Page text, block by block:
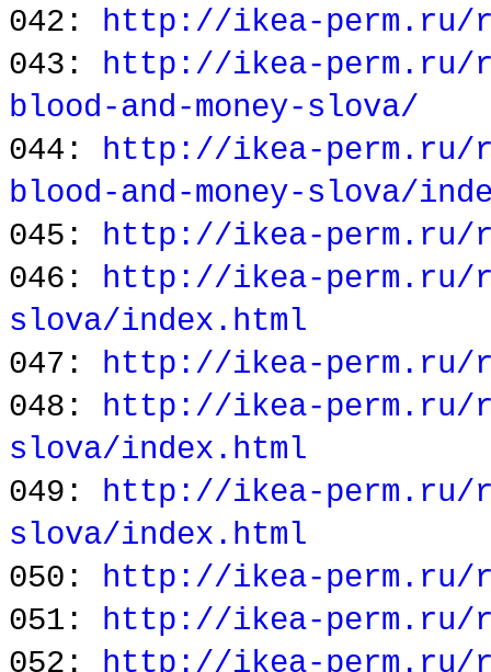
042: http://ikea-perm.ru/
043: http://ikea-perm.ru/
blood-and-money-slova/
044: http://ikea-perm.ru/
blood-and-money-slova/
045: http://ikea-perm.ru/
046: http://ikea-perm.ru/
slova/index.html
047: http://ikea-perm.ru/
048: http://ikea-perm.ru/
slova/index.html
049: http://ikea-perm.ru/
slova/index.html
050: http://ikea-perm.ru/
051: http://ikea-perm.ru/
052:
http://ikea-perm.ru/